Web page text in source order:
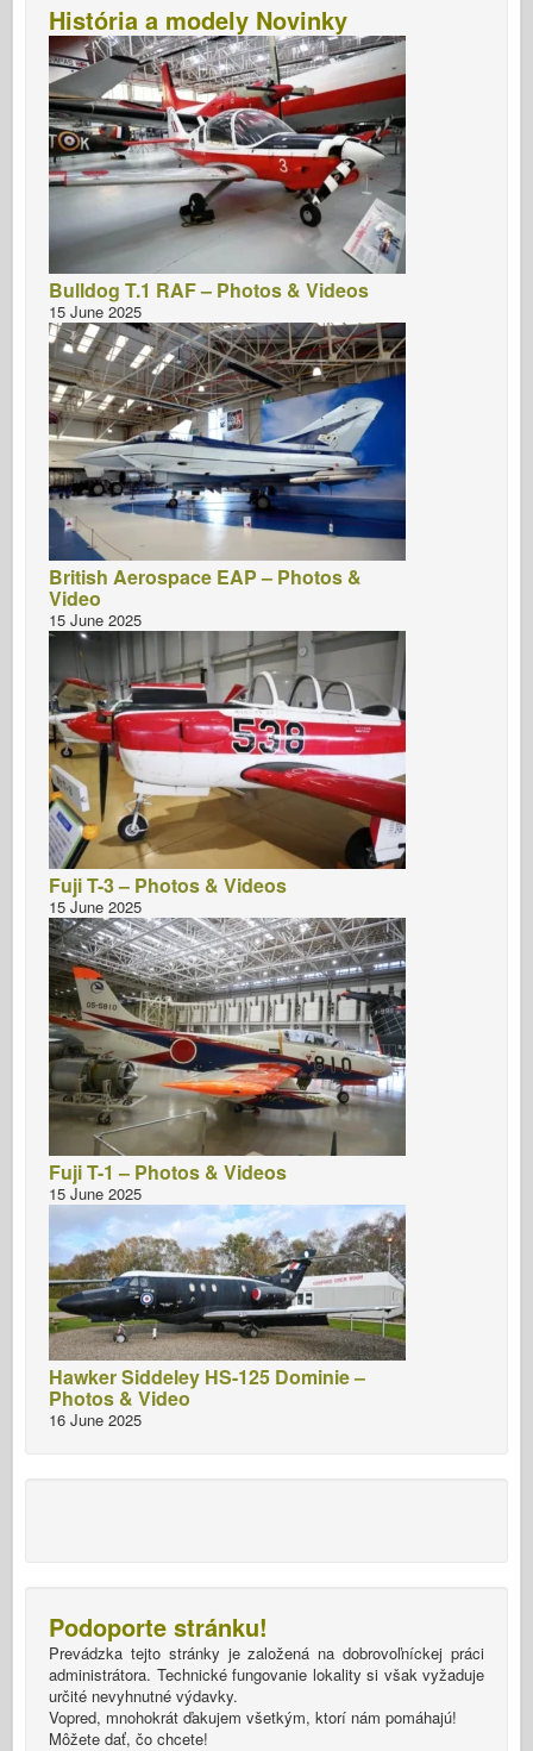
História a modely Novinky
Bulldog T.1 RAF – Photos & Videos
15 June 2025
British Aerospace EAP – Photos &
Video
15 June 2025
Fuji T-3 – Photos & Videos
15 June 2025
Fuji T-1 – Photos & Videos
15 June 2025
Hawker Siddeley HS-125 Dominie –
Photos & Video
16 June 2025
Podoporte stránku!
Prevádzka tejto stránky je založená na dobrovoľníckej práci
administrátora. Technické fungovanie lokality si však vyžaduje
určité nevyhnutné výdavky.
Vopred, mnohokrát ďakujem všetkým, ktorí nám pomáhajú!
Môžete dať, čo chcete!